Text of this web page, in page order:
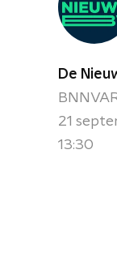
De
21
13:30